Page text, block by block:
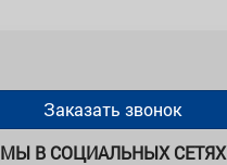
Заказать звонок
МЫ В СОЦИАЛЬНЫХ СЕТЯХ